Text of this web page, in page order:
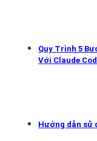
Quy Trình 5
Với Claude
Hướng dẫn sử